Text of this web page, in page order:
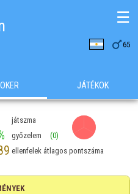
65
☰
JÁTÉKOK
játszma
győzelem (0)
ellenfelek átlagos pontszáma